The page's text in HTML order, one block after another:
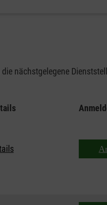
nächstgelegene